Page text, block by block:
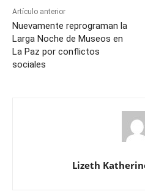
Artículo anterior
Nuevamente reprograman la
Larga Noche de Museos en
La Paz por conflictos
sociales
Lizeth